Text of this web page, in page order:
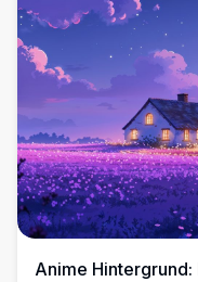
Anime Hintergrund: